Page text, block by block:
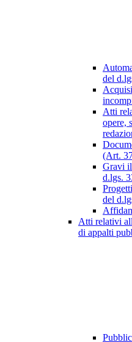
del
Atti
opere,
(Art.
Gravi
d.lgs.
del
Atti relativi
di appalti